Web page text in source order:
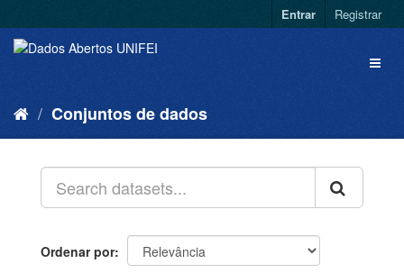
Entrar Registrar
Conjuntos de dados
Ordenar por